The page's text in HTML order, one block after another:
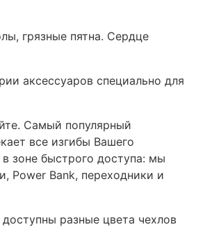
грязные пятна. Сердце
аксессуаров специально для
Самый популярный
все изгибы Вашего
зоне быстрого доступа: мы
Power Bank, переходники и
разные цвета чехлов